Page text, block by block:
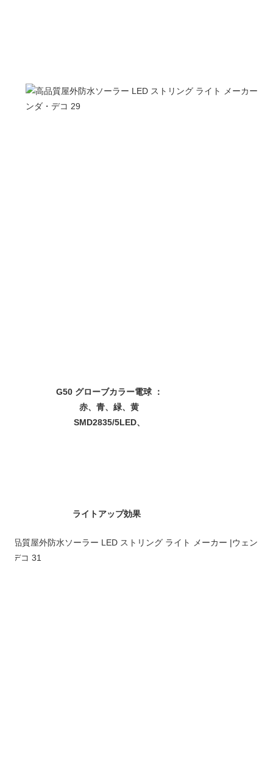
G50 グローブカラー電球 ：
赤、青、緑、黄
SMD2835/5LED、
ライトアップ効果